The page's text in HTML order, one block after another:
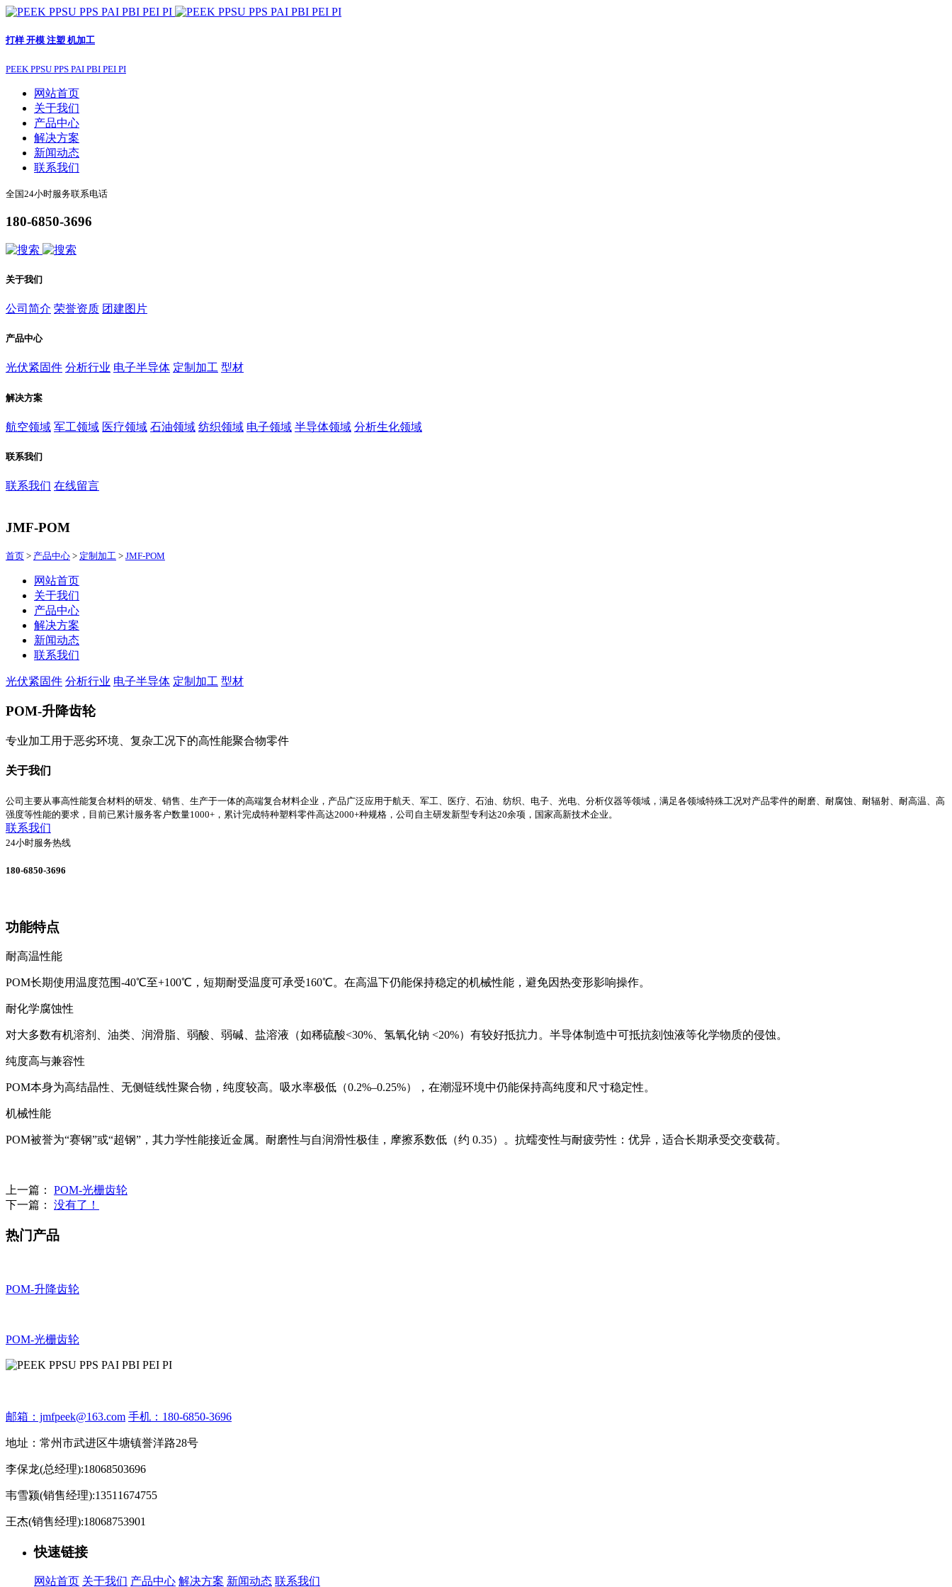
打样 开模 注塑 机加工
PEEK PPSU PPS PAI PBI PEI PI
网站首页
关于我们
产品中心
解决方案
新闻动态
联系我们
全国24小时服务联系电话
180-6850-3696
关于我们
公司简介 荣誉资质 团建图片
产品中心
光伏紧固件 分析行业 电子半导体 定制加工 型材
解决方案
航空领域 军工领域 医疗领域 石油领域 纺织领域 电子领域 半导体领域 分析生化领域
联系我们
联系我们 在线留言
JMF-POM
首页 > 产品中心 > 定制加工 > JMF-POM
网站首页
关于我们
产品中心
解决方案
新闻动态
联系我们
光伏紧固件 分析行业 电子半导体 定制加工 型材
POM-升降齿轮
专业加工用于恶劣环境、复杂工况下的高性能聚合物零件
关于我们
公司主要从事高性能复合材料的研发、销售、生产于一体的高端复合材料企业，产品广泛应用于航天、军工、医疗、石油、纺织、电子、光电、分析仪器等领域，满足各领域特殊工况对产品零件的耐磨、耐腐蚀、耐辐射、耐高温、高
强度等性能的要求，目前已累计服务客户数量1000+，累计完成特种塑料零件高达2000+种规格，公司自主研发新型专利达20余项，国家高新技术企业。
联系我们
24小时服务热线
180-6850-3696
功能特点
耐高温性能
POM长期使用温度范围-40℃至+100℃，短期耐受温度可承受160℃。在高温下仍能保持稳定的机械性能，避免因热变形影响操作。
耐化学腐蚀性
对大多数‌有机溶剂、油类、润滑脂、弱酸、弱碱、盐溶液‌（如稀硫酸<30%、氢氧化钠 <20%）有较好抵抗力。半导体制造中可抵抗刻蚀液等化学物质的侵蚀。
纯度高与兼容性
POM本身为‌高结晶性、无侧链线性聚合物‌，纯度较高。吸水率极低（‌0.2%–0.25%‌），在潮湿环境中仍能保持高纯度和尺寸稳定性。 ‌
机械性能
POM被誉为“‌赛钢‌”或“‌超钢‌”，其力学性能接近金属。耐磨性与自润滑性‌极佳，摩擦系数低（约 ‌0.35‌）。抗蠕变性与耐疲劳性‌：优异，适合长期承受交变载荷。
上一篇： POM-光栅齿轮
下一篇： 没有了！
热门产品
POM-升降齿轮
POM-光栅齿轮
邮箱：jmfpeek@163.com 手机：180-6850-3696
地址：常州市武进区牛塘镇誉洋路28号
李保龙(总经理):18068503696
韦雪颍(销售经理):13511674755
王杰(销售经理):18068753901
快速链接
网站首页 关于我们 产品中心 解决方案 新闻动态 联系我们